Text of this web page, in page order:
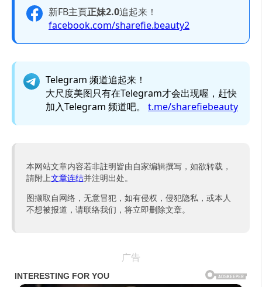
新FB主頁正妹2.0追起来！
facebook.com/sharefie.beauty2
Telegram 频道追起来！
大尺度美图只有在Telegram才会出现喔，赶快
加入Telegram 频道吧。 t.me/sharefiebeauty
本网站文章内容若非註明皆由自家编辑撰写，如欲转载，
請附上文章连结并注明出处。
图撷取自网络，无意冒犯，如有侵权，侵犯隐私，或本人
不想被报道，请联络我们，将立即删除文章。
广告